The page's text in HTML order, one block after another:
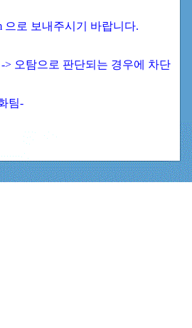
으로 보내주시기 바랍니다.
> 오탐으로 판단되는 경우에 차단
팀-